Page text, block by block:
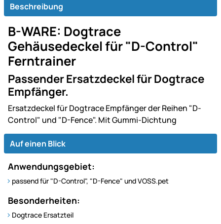
Beschreibung
B-WARE: Dogtrace
Gehäusedeckel für "D-Control"
Ferntrainer
Passender Ersatzdeckel für Dogtrace
Empfänger.
Ersatzdeckel für Dogtrace Empfänger der Reihen "D-
Control" und "D-Fence". Mit Gummi-Dichtung
Auf einen Blick
Anwendungsgebiet:
passend für "D-Control", "D-Fence" und VOSS.pet
Besonderheiten:
Dogtrace Ersatzteil